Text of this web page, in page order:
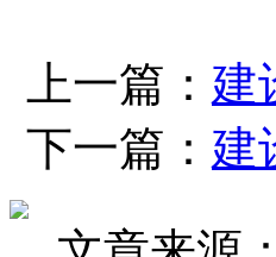
上一篇： 建
下一篇： 建